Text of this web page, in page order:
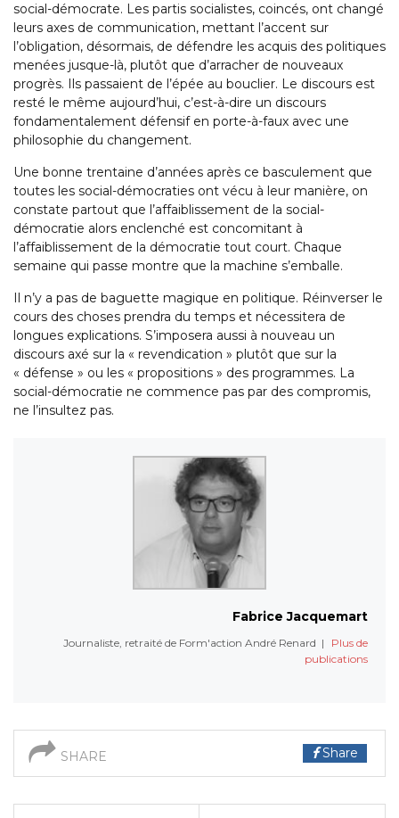
social-démocrate. Les partis socialistes, coincés, ont changé
leurs axes de communication, mettant l’accent sur
l’obligation, désormais, de défendre les acquis des politiques
menées jusque-là, plutôt que d’arracher de nouveaux
progrès. Ils passaient de l’épée au bouclier. Le discours est
resté le même aujourd’hui, c’est-à-dire un discours
fondamentalement défensif en porte-à-faux avec une
philosophie du changement.
Une bonne trentaine d’années après ce basculement que
toutes les social-démocraties ont vécu à leur manière, on
constate partout que l’affaiblissement de la social-
démocratie alors enclenché est concomitant à
l’affaiblissement de la démocratie tout court. Chaque
semaine qui passe montre que la machine s’emballe.
Il n’y a pas de baguette magique en politique. Réinverser le
cours des choses prendra du temps et nécessitera de
longues explications. S’imposera aussi à nouveau un
discours axé sur la « revendication » plutôt que sur la
« défense » ou les « propositions » des programmes. La
social-démocratie ne commence pas par des compromis,
ne l’insultez pas.
Fabrice Jacquemart
Journaliste, retraité de Form'action André Renard |
Plus de
publications
SHARE Share